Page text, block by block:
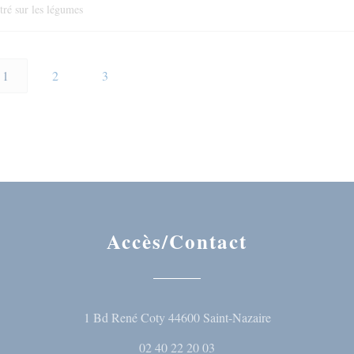
sur les légumes
1 2 3
Accès/Contact
1 Bd René Coty 44600 Saint-Nazaire((ouvre une
02 40 22 20 03